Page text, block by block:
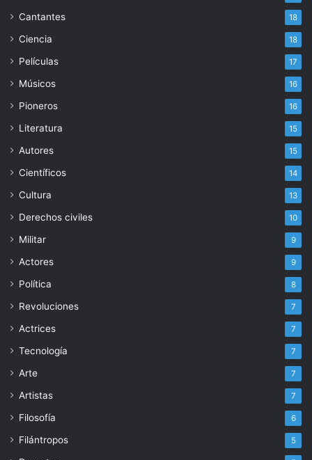
Cantantes 18
Ciencia 18
Películas 17
Músicos 16
Pioneros 16
Literatura 15
Autores 15
Científicos 14
Cultura 13
Derechos civiles 10
Militar 9
Actores 9
Política 8
Revoluciones 7
Actrices 7
Tecnología 7
Arte 7
Artistas 7
Filosofía 6
Filántropos 5